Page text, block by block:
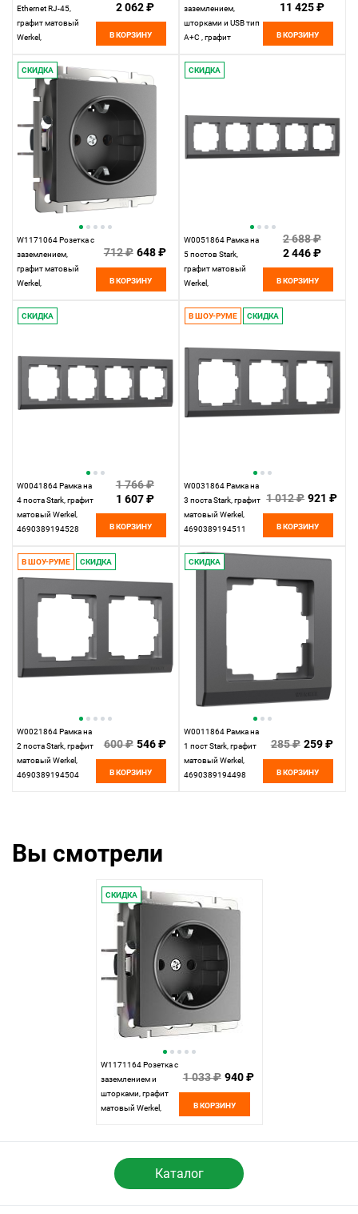
Ethernet RJ-45,
графит матовый
Werkel,
2 062 ₽
В КОРЗИНУ
заземлением,
шторками и USB тип
A+C , графит
4690389194436
11 425 ₽
В КОРЗИНУ
СКИДКА
W1171064 Розетка с
заземлением,
графит матовый
Werkel,
712 ₽ 648 ₽
В КОРЗИНУ
СКИДКА
W0051864 Рамка на
5 постов Stark,
графит матовый
Werkel,
2 688 ₽
2 446 ₽
В КОРЗИНУ
СКИДКА
W0041864 Рамка на
4 поста Stark, графит
матовый Werkel,
4690389194528
1 766 ₽
1 607 ₽
В КОРЗИНУ
В ШОУ-РУМЕ СКИДКА
W0031864 Рамка на
3 поста Stark, графит
матовый Werkel,
4690389194511
1 012 ₽ 921 ₽
В КОРЗИНУ
В ШОУ-РУМЕ СКИДКА
W0021864 Рамка на
2 поста Stark, графит
матовый Werkel,
4690389194504
600 ₽ 546 ₽
В КОРЗИНУ
СКИДКА
W0011864 Рамка на
1 пост Stark, графит
матовый Werkel,
4690389194498
285 ₽ 259 ₽
В КОРЗИНУ
Вы смотрели
СКИДКА
W1171164 Розетка с
заземлением и
шторками, графит
матовый Werkel,
1 033 ₽ 940 ₽
В КОРЗИНУ
Каталог